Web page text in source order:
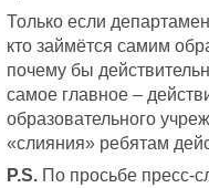
Только если
кто займётся самим
почему бы
самое главное –
образовательного
«слияния» ребятам
P.S. По просьбе пресс-